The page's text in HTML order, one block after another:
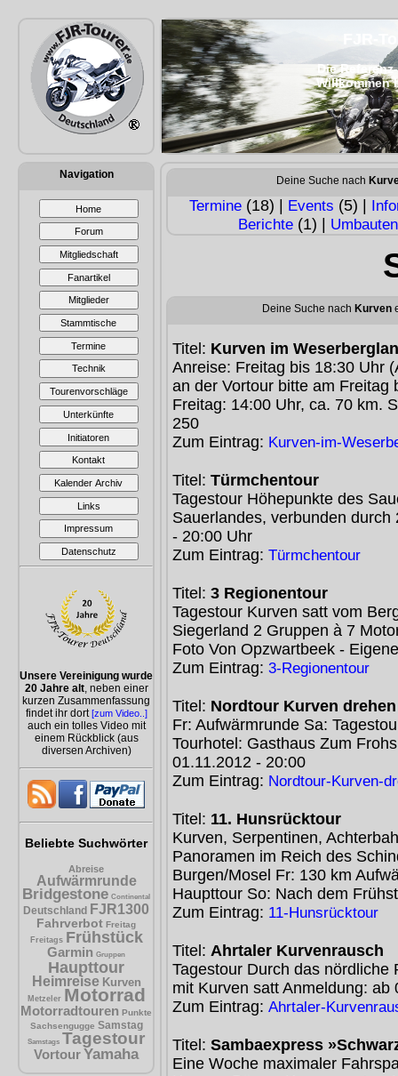
Die
Willkommen
Navigation
Home
Forum
Mitgliedschaft
Fanartikel
Mitglieder
Stammtische
Termine
Technik
Tourenvorschläge
Unterkünfte
Initiatoren
Kontakt
Kalender Archiv
Links
Impressum
Datenschutz
Unsere Vereinigung wurde
20 Jahre alt, neben einer
kurzen Zusammenfassung
findet ihr dort [zum Video..]
auch ein tolles Video mit
einem Rückblick (aus
diversen Archiven)
Beliebte Suchwörter
Abreise
Aufwärmrunde
Bridgestone Continental
Deutschland FJR1300
Fahrverbot Freitag
Freitags Frühstück
Garmin Gruppen
Haupttour
Heimreise Kurven
Metzeler Motorrad
Motorradtouren Punkte
Sachsengugge Samstag
Samstags Tagestour
VortourYamaha
Deine Suche nach
Termine (18) | Events (5) |
Berichte (1) | Umbauten
Deine Suche nach Kurven
Titel: Kurven im
Anreise: Freitag bis 18:30 Uhr
an der Vortour bitte am Freitag
Freitag: 14:00 Uhr, ca. 70 km.
250
Zum Eintrag: Kurven-im-
Titel: Türmchentour
Tagestour Höhepunkte des
Sauerlandes, verbunden
- 20:00 Uhr
Zum Eintrag: Türmchentour
Titel: 3 Regionentour
Tagestour Kurven satt vom
Siegerland 2 Gruppen à 7
Foto Von Opzwartbeek -
Zum Eintrag: 3-Regionentour
Titel: Nordtour Kurven
Fr: Aufwärmrunde Sa:
Tourhotel: Gasthaus Zum
01.11.2012 - 20:00
Zum Eintrag: Nordtour-Kurven-
Titel: 11. Hunsrücktour
Kurven, Serpentinen,
Panoramen im Reich des
Burgen/Mosel Fr: 130 km
Haupttour So: Nach dem
Zum Eintrag: 11-Hunsrücktour
Titel: Ahrtaler Kurvenrausch
Tagestour Durch das nördliche
mit Kurven satt Anmeldung: ab
Zum Eintrag: Ahrtaler-
Titel: Sambaexpress
Eine Woche maximaler